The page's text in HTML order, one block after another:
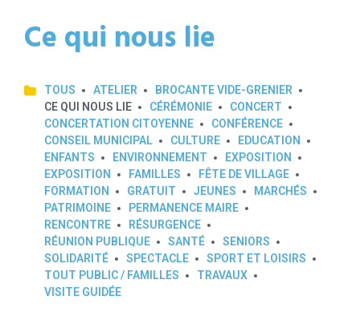
Ce qui nous lie
TOUS ATELIER
BROCANTE VIDE-GRENIER
CE QUI NOUS LIE
CÉRÉMONIE
CONCERT
CONCERTATION CITOYENNE
CONFÉRENCE
CONSEIL MUNICIPAL
CULTURE
EDUCATION
ENFANTS
ENVIRONNEMENT
EXPOSITION
EXPOSITION
FAMILLES
FÊTE DE VILLAGE
FORMATION
GRATUIT JEUNES
MARCHÉS
PATRIMOINE
PERMANENCE MAIRE
RENCONTRE
RÉSURGENCE
RÉUNION PUBLIQUE
SANTÉ
SENIORS
SOLIDARITÉ
SPECTACLE
SPORT ET LOISIRS
TOUT PUBLIC / FAMILLES
TRAVAUX
VISITE GUIDÉE